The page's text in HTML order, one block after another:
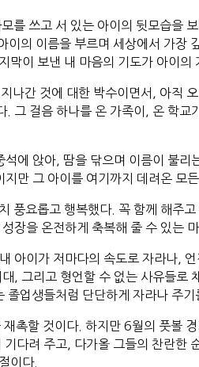
를 쓰고 서 있는 아이의 뒷모습을
의 이름을 부르며 세상에서 가장
이 보낸 내 마음의 기도가 아이의
간 것에 대한 박수이면서, 아직
그 걸음 하나를 온 가족이, 온 학교
에 앉아, 땀을 닦으며 이름이 불
만 그 아이를 여기까지 데려온 모
풍요롭고 행복했다. 꼭 함께 해주
장을 온전하게 축복해 줄 수 있는
아이가 저마다의 속도로 자라나,
, 그리고 형언할 수 없는 사유들로
업생들처럼 단단하게 자라나 주기
촉할 것이다. 하지만 6월의 풋볼
다려 주고, 다가올 그들의 찬란한
이다.